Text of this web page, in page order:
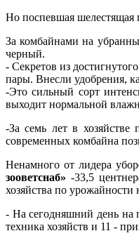
Но поспевшая шелестящая
За комбайнами на
черный.
- Секретов из
пары. Внесли удобрения,
-Это сильный сорт
выходит нормальной
-За семь лет в хозяйстве
современных комбайна
Ненамного от лидера
зооветснаб» -33,5
хозяйства по
- На сегодняшний день на
техника хозяйств и 11 -